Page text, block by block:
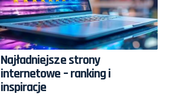
Najładniejsze strony
internetowe – ranking i
inspiracje